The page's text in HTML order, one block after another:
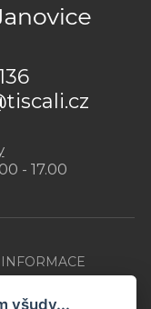
- 17.00
všudy...